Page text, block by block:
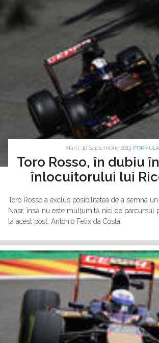
Marti, 10 Septembrie 2013 |
Toro Rosso, în dubiu
înlocuitorului lui
Toro Rosso a exclus posibilitatea de a semna
Nasr, însă nu este mulţumită nici de parcursul
la acest post, Antonio Felix da Costa.